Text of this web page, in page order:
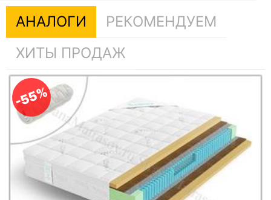
АНАЛОГИ
РЕКОМЕНДУЕМ
ХИТЫ ПРОДАЖ
-55%